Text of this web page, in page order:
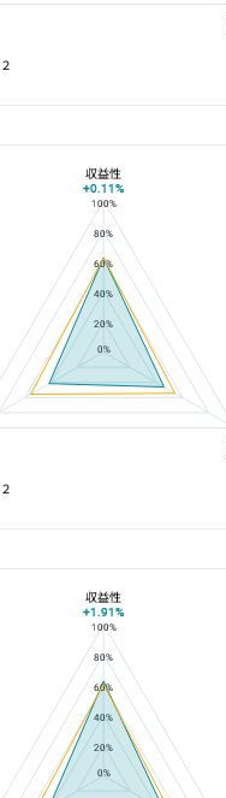
横溝コーポ２と池上線の平均値の総合評価の比較
100%
80%
60%
40%
20%
0%
収益性
+0.11%
横溝コーポ２と池上駅の平均値の総合評価の比較
100%
80%
60%
40%
20%
0%
収益性
+1.91%